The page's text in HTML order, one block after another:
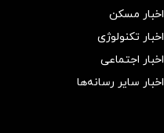
اخبار مسکن
اخبار تکنولوژی
اخبار اجتماعی
اخبار سایر رسانه‌‌ها